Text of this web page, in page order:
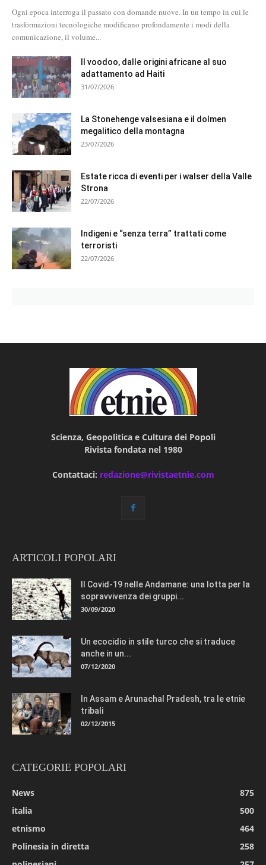
Ogni epoca interroga il passato con domande nuove. In un tempo in cui le
trasformazioni tecnologiche modificano profondamente i modi della
comunicazione, il volume...
Il voodoo, dalle origini africane al suo
adattamento ad Haiti
31/07/2026
La Stonehenge valsesiana e il dolmen
megalitico della montagna
23/07/2026
Estate ricca di eventi per i walser della Valle
Strona
22/07/2026
Indigeni e “senza terra” trattati come
terroristi
22/07/2026
Scienza, Geopolitica e Cultura dei Popoli
Rivista fondata nel 1980
Contattaci: redazione@rivistaetnie.com
ARTICOLI POPOLARI
Il Covid-19 nelle Andamane: una lotta per la
sopravvivenza dei gruppi...
30/09/2020
Un ecocidio in stile turco che si traduce
anche in un...
07/12/2020
In Assam e Arunachal Pradesh, tra le etnie
tribali
02/12/2015
CATEGORIE POPOLARI
News
875
italia
500
etnismo
464
Polinesia in diretta
258